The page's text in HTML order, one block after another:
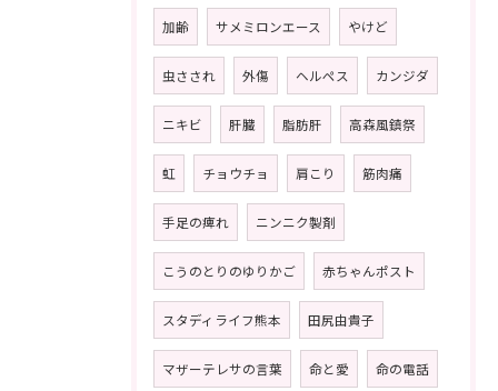
加齢 サメミロンエース やけど
虫さされ 外傷 ヘルペス カンジダ
ニキビ 肝臓 脂肪肝 高森風鎮祭
虹 チョウチョ 肩こり 筋肉痛
手足の痺れ ニンニク製剤
こうのとりのゆりかご 赤ちゃんポスト
スタディライフ熊本 田尻由貴子
マザーテレサの言葉 命と愛 命の電話